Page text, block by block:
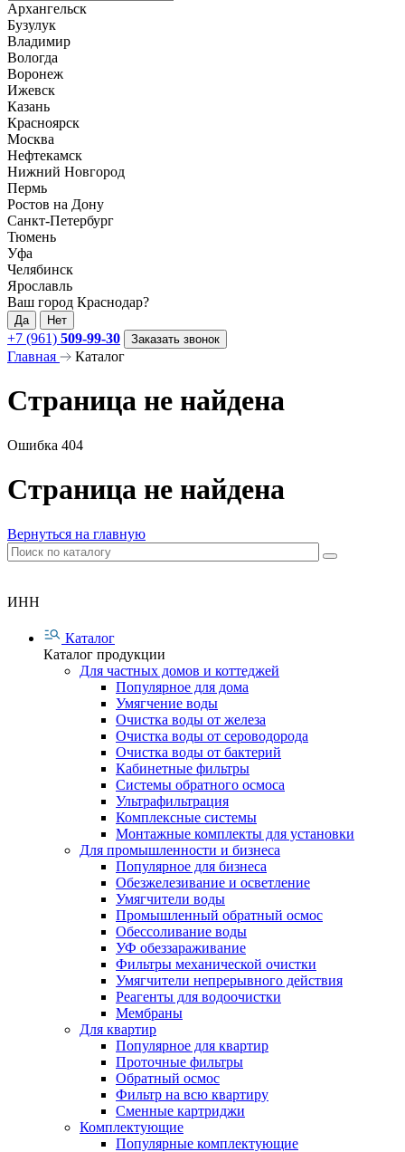
Архангельск
Бузулук
Владимир
Вологда
Воронеж
Ижевск
Казань
Красноярск
Москва
Нефтекамск
Нижний Новгород
Пермь
Ростов на Дону
Санкт-Петербург
Тюмень
Уфа
Челябинск
Ярославль
Ваш город Краснодар?
Да Нет
+7 (961) 509-99-30 Заказать звонок
Главная Каталог
Страница не найдена
Ошибка 404
Страница не найдена
Вернуться на главную
ИНН
Каталог
Каталог продукции
Для частных домов и коттеджей
Популярное для дома
Умягчение воды
Очистка воды от железа
Очистка воды от сероводорода
Очистка воды от бактерий
Кабинетные фильтры
Системы обратного осмоса
Ультрафильтрация
Комплексные системы
Монтажные комплекты для установки
Для промышленности и бизнеса
Популярное для бизнеса
Обезжелезивание и осветление
Умягчители воды
Промышленный обратный осмос
Обессоливание воды
УФ обеззараживание
Фильтры механической очистки
Умягчители непрерывного действия
Реагенты для водоочистки
Мембраны
Для квартир
Популярное для квартир
Проточные фильтры
Обратный осмос
Фильтр на всю квартиру
Сменные картриджи
Комплектующие
Популярные комплектующие